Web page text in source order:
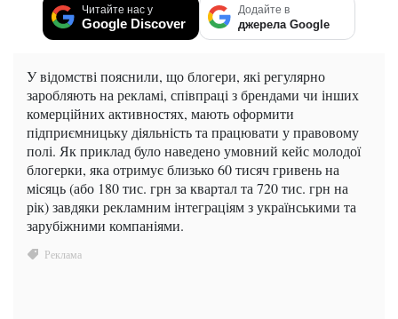
Читайте нас у
Google Discover
Додайте в
джерела Google
У відомстві пояснили, що блогери, які регулярно
заробляють на рекламі, співпраці з брендами чи інших
комерційних активностях, мають оформити
підприємницьку діяльність та працювати у правовому
полі. Як приклад було наведено умовний кейс молодої
блогерки, яка отримує близько 60 тисяч гривень на
місяць (або 180 тис. грн за квартал та 720 тис. грн на
рік) завдяки рекламним інтеграціям з українськими та
зарубіжними компаніями.